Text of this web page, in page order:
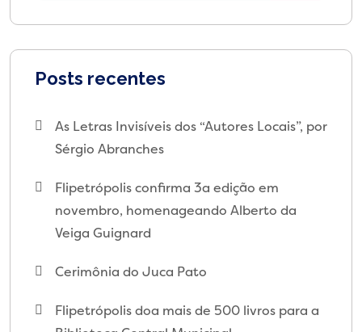
Posts recentes
As Letras Invisíveis dos “Autores Locais”, por
Sérgio Abranches
Flipetrópolis confirma 3a edição em
novembro, homenageando Alberto da
Veiga Guignard
Cerimônia do Juca Pato
Flipetrópolis doa mais de 500 livros para a